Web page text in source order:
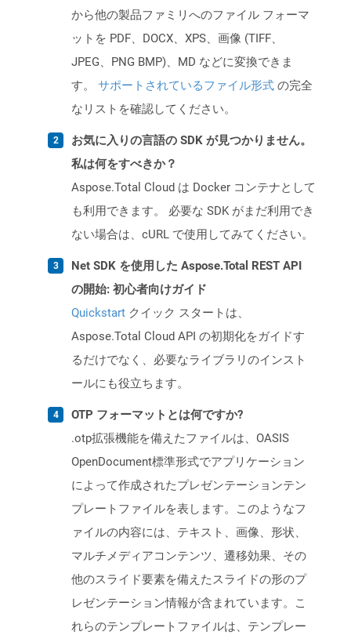
から他の製品ファミリへのファイル フォーマ
ットを PDF、DOCX、XPS、画像 (TIFF、
JPEG、PNG BMP)、MD などに変換できま
す。 サポートされているファイル形式 の完全
なリストを確認してください。
お気に入りの言語の SDK が見つかりません。
私は何をすべきか？
Aspose.Total Cloud は Docker コンテナとして
も利用できます。 必要な SDK がまだ利用でき
ない場合は、cURL で使用してみてください。
Net SDK を使用した Aspose.Total REST API
の開始: 初心者向けガイド
Quickstart クイック スタートは、
Aspose.Total Cloud API の初期化をガイドす
るだけでなく、必要なライブラリのインスト
ールにも役立ちます。
OTP フォーマットとは何ですか?
.otp拡張機能を備えたファイルは、OASIS
OpenDocument標準形式でアプリケーション
によって作成されたプレゼンテーションテン
プレートファイルを表します。このようなフ
ァイルの内容には、テキスト、画像、形状、
マルチメディアコンテンツ、遷移効果、その
他のスライド要素を備えたスライドの形のプ
レゼンテーション情報が含まれています。こ
れらのテンプレートファイルは、テンプレー